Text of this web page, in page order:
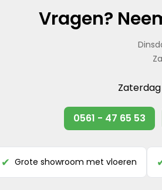
Vragen?
Zaterdag
0561 - 47 65 53
✔ Grote showroom met vloeren